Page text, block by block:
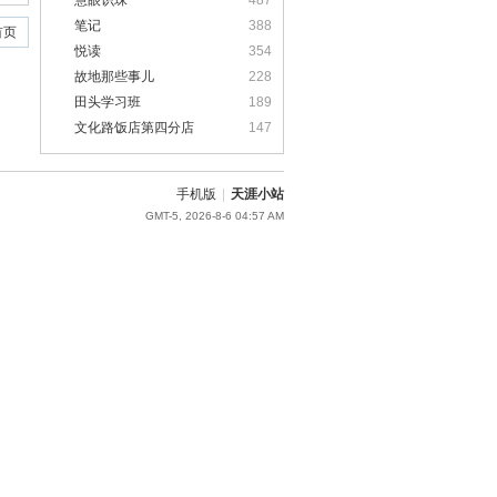
页
388
笔记
354
悦读
228
故地那些事儿
189
田头学习班
147
文化路饭店第四分店
手机版 天涯小站
GMT-5, 2026-8-6 04:57 AM